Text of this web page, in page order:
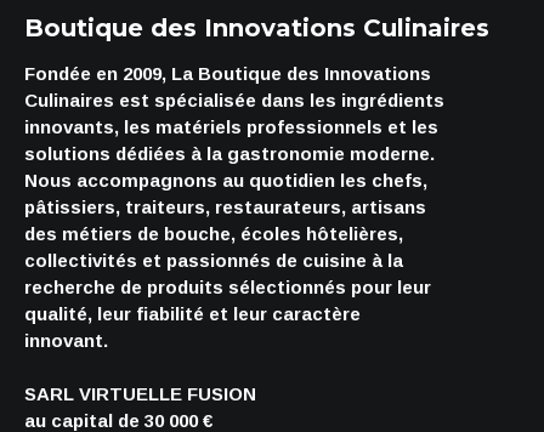
Boutique des Innovations Culinaires
Fondée en 2009, La Boutique des Innovations
Culinaires est spécialisée dans les ingrédients
innovants, les matériels professionnels et les
solutions dédiées à la gastronomie moderne.
Nous accompagnons au quotidien les chefs,
pâtissiers, traiteurs, restaurateurs, artisans
des métiers de bouche, écoles hôtelières,
collectivités et passionnés de cuisine à la
recherche de produits sélectionnés pour leur
qualité, leur fiabilité et leur caractère
innovant.
SARL VIRTUELLE FUSION
au capital de 30 000 €